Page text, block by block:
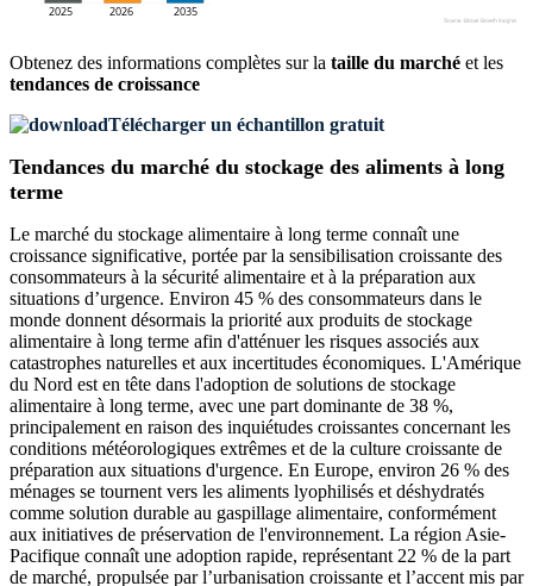
Obtenez des informations complètes sur la taille du marché et les
tendances de croissance
Télécharger un échantillon gratuit
Tendances du marché du stockage des aliments à long
terme
Le marché du stockage alimentaire à long terme connaît une
croissance significative, portée par la sensibilisation croissante des
consommateurs à la sécurité alimentaire et à la préparation aux
situations d’urgence. Environ 45 % des consommateurs dans le
monde donnent désormais la priorité aux produits de stockage
alimentaire à long terme afin d'atténuer les risques associés aux
catastrophes naturelles et aux incertitudes économiques. L'Amérique
du Nord est en tête dans l'adoption de solutions de stockage
alimentaire à long terme, avec une part dominante de 38 %,
principalement en raison des inquiétudes croissantes concernant les
conditions météorologiques extrêmes et de la culture croissante de
préparation aux situations d'urgence. En Europe, environ 26 % des
ménages se tournent vers les aliments lyophilisés et déshydratés
comme solution durable au gaspillage alimentaire, conformément
aux initiatives de préservation de l'environnement. La région Asie-
Pacifique connaît une adoption rapide, représentant 22 % de la part
de marché, propulsée par l’urbanisation croissante et l’accent mis par